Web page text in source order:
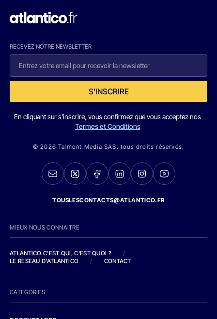
RECEVEZ NOTRE NEWSLETTER
S'INSCRIRE
En cliquant sur s'inscrire, vous confirmez que vous acceptez nos
Termes et Conditions
© 2026 Talmont Media SAS. tous droits réservés.
TOUSLESCONTACTS@ATLANTICO.FR
MIEUX NOUS CONNAITRE
ATLANTICO C'EST QUI, C'EST QUOI ?
/
LE RESEAU D'ATLANTICO
/ CONTACT
CATEGORIES